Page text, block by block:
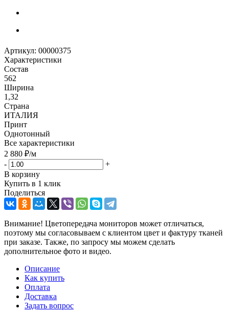
Артикул: 00000375
Характеристики
Состав
562
Ширина
1,32
Страна
ИТАЛИЯ
Принт
Однотонный
Все характеристики
2 880 ₽/м
-
+
В корзину
Купить в 1 клик
Поделиться
Внимание! Цветопередача мониторов может отличаться,
поэтому мы согласовываем с клиентом цвет и фактуру тканей
при заказе. Также, по запросу мы можем сделать
дополнительное фото и видео.
Описание
Как купить
Оплата
Доставка
Задать вопрос